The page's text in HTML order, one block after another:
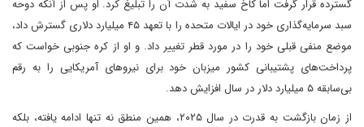
گسترده قرار گرفت اما کاخ سفید به شدت آن را تبلیغ کرد. او پس از آنکه دوحه
سبد سرمایه‌گذاری خود در ایالات متحده را با تعهد ۴۵ میلیارد دلاری گسترش داد،
موضع منفی قبلی خود را در مورد قطر تغییر داد. و او از کره جنوبی خواست که
پرداخت‌های پشتیبانی کشور میزبان خود برای نیروهای آمریکایی را به رقم
بی‌سابقه ۵ میلیارد دلار در سال افزایش دهد.
از زمان بازگشت به قدرت در سال ۲۰۲۵، همین منطق نه تنها ادامه یافته، بلکه